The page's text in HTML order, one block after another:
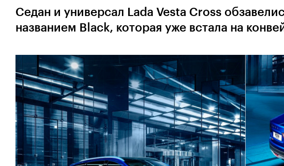
Седан и универсал Lada Vesta Cross
названием Black, которая уже встала на